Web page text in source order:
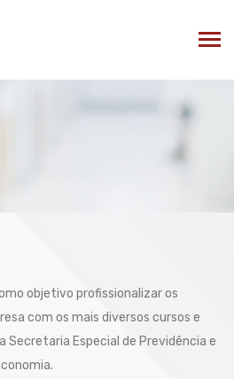
objetivo profissionalizar os
com os mais diversos cursos e
Secretaria Especial de Previdência e